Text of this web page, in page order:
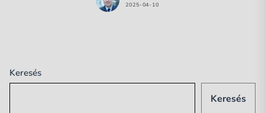
2025-04-10
Keresés
Keresés